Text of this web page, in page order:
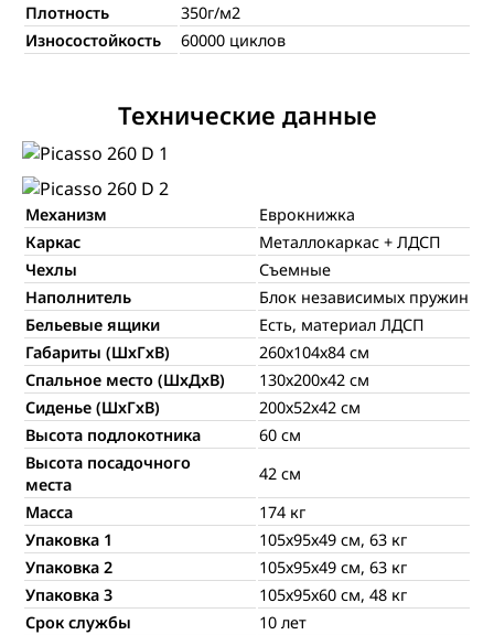
Плотность
350г/м2
Износостойкость
60000 циклов
Технические данные
Механизм
Еврокнижка
Каркас
Металлокаркас + ЛДСП
Чехлы
Съемные
Наполнитель
Блок независимых пружин
Бельевые ящики
Есть, материал ЛДСП
Габариты (ШхГхВ)
260х104х84 см
Спальное место (ШхДхВ)
130х200х42 см
Сиденье (ШхГхВ)
200х52х42 см
Высота подлокотника
60 см
Высота посадочного
места
42 см
Масса
174 кг
Упаковка 1
105х95х49 см, 63 кг
Упаковка 2
105х95х49 см, 63 кг
Упаковка 3
105х95х60 см, 48 кг
Срок службы
10 лет